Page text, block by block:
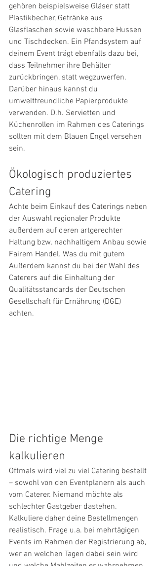
gehören beispielsweise Gläser statt
Plastikbecher, Getränke aus
Glasflaschen sowie waschbare Hussen
und Tischdecken. Ein Pfandsystem auf
deinem Event trägt ebenfalls dazu bei,
dass Teilnehmer ihre Behälter
zurückbringen, statt wegzuwerfen.
Darüber hinaus kannst du
umweltfreundliche Papierprodukte
verwenden. D.h. Servietten und
Küchenrollen im Rahmen des Caterings
sollten mit dem Blauen Engel versehen
sein.
Ökologisch produziertes
Catering
Achte beim Einkauf des Caterings neben
der Auswahl regionaler Produkte
außerdem auf deren artgerechter
Haltung bzw. nachhaltigem Anbau sowie
Fairem Handel. Was du mit gutem
Außerdem kannst du bei der Wahl des
Caterers auf die Einhaltung der
Qualitätsstandards der Deutschen
Gesellschaft für Ernährung (DGE)
achten.
Die richtige Menge
kalkulieren
Oftmals wird viel zu viel Catering bestellt
– sowohl von den Eventplanern als auch
vom Caterer. Niemand möchte als
schlechter Gastgeber dastehen.
Kalkuliere daher deine Bestellmengen
realistisch. Frage u.a. bei mehrtägigen
Events im Rahmen der Registrierung ab,
wer an welchen Tagen dabei sein wird